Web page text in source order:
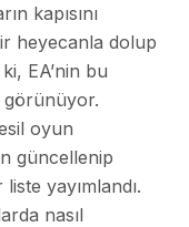
kapısını
heyecanla dolup
EA’nin bu
görünüyor.
oyun
güncellenip
yayımlandı.
nasıl